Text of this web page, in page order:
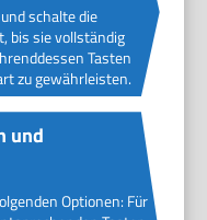
schalte die
bis sie vollständig
Tasten
zu gewährleisten.
und
Optionen: Für